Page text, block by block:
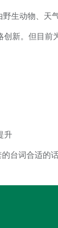
生动物、天
新。但目
升
的台词合适的